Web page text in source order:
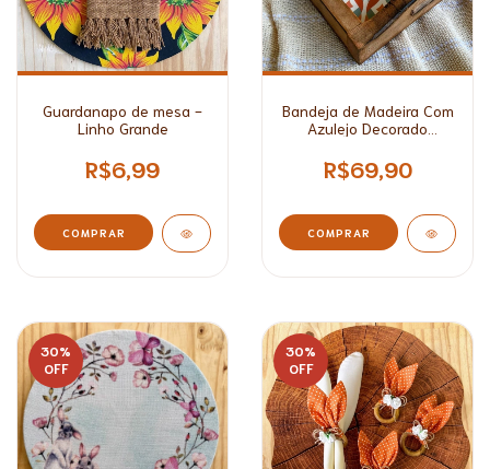
Guardanapo de mesa -
Linho Grande
R$6,99
COMPRAR
Bandeja de Madeira Com
Azulejo Decorado
R$69,90
COMPRAR
30%
OFF
30%
OFF